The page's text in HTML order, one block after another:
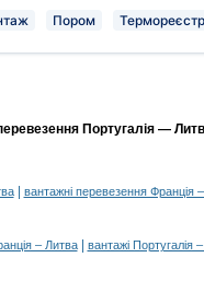
Пором
Португалія —
| вантажні перевезення Франція
– Литва| вантажі Португалія